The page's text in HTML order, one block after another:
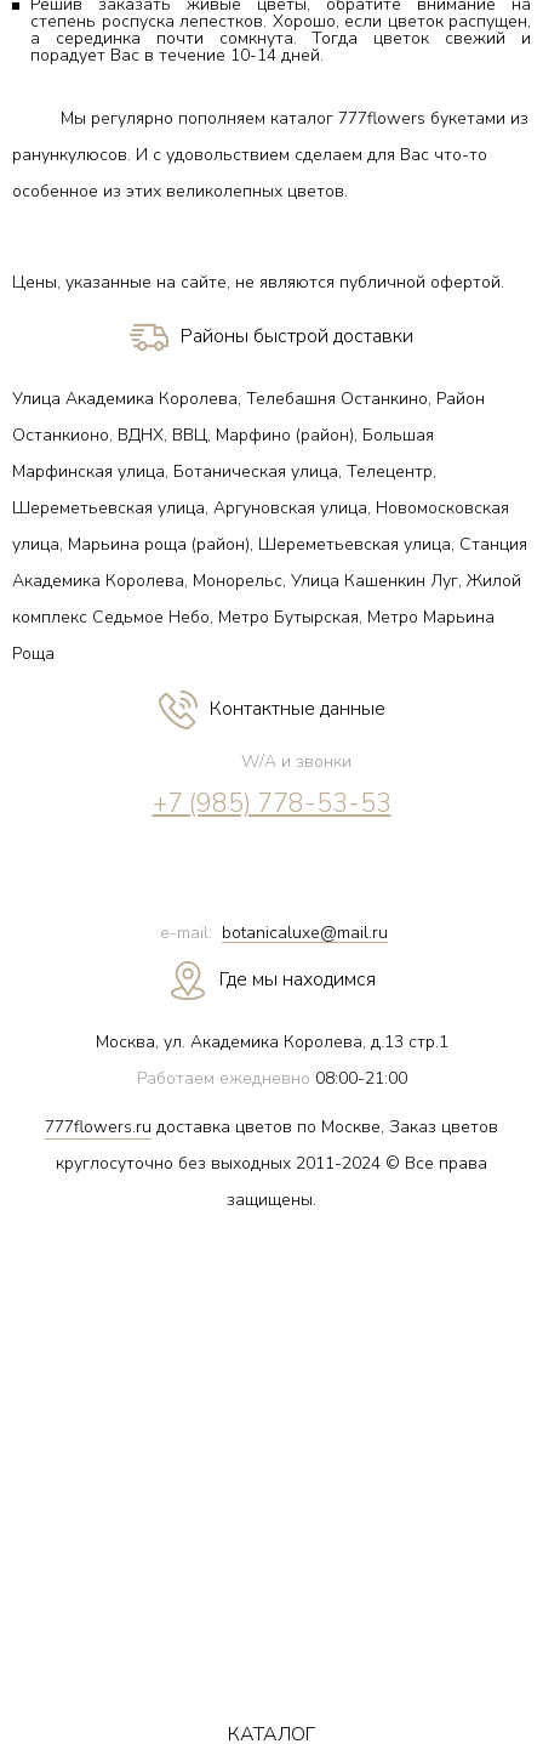
степень роспуска лепестков. Хорошо, если цветок распущен,
а серединка почти сомкнута. Тогда цветок свежий и
порадует Вас в течение 10-14 дней.
Мы регулярно пополняем каталог 777flowers букетами из
ранункулюсов. И с удовольствием сделаем для Вас что-то
особенное из этих великолепных цветов.
Цены, указанные на сайте, не являются публичной офертой.
Районы быстрой доставки
Улица Академика Королева, Телебашня Останкино, Район
Останкионо, ВДНХ, ВВЦ, Марфино (район), Большая
Марфинская улица, Ботаническая улица, Телецентр,
Шереметьевская улица, Аргуновская улица, Новомосковская
улица, Марьина роща (район), Шереметьевская улица, Станция
Академика Королева, Монорельс, Улица Кашенкин Луг, Жилой
комплекс Седьмое Небо, Метро Бутырская, Метро Марьина
Роща
Контактные данные
W/A и звонки
+7 (985) 778-53-53
e-mail: botanicaluxe@mail.ru
Где мы находимся
Москва, ул. Академика Королева, д.13 стр.1
Работаем ежедневно 08:00-21:00
777flowers.ru доставка цветов по Москве, Заказ цветов
круглосуточно без выходных 2011-2024 © Все права
защищены.
КАТАЛОГ